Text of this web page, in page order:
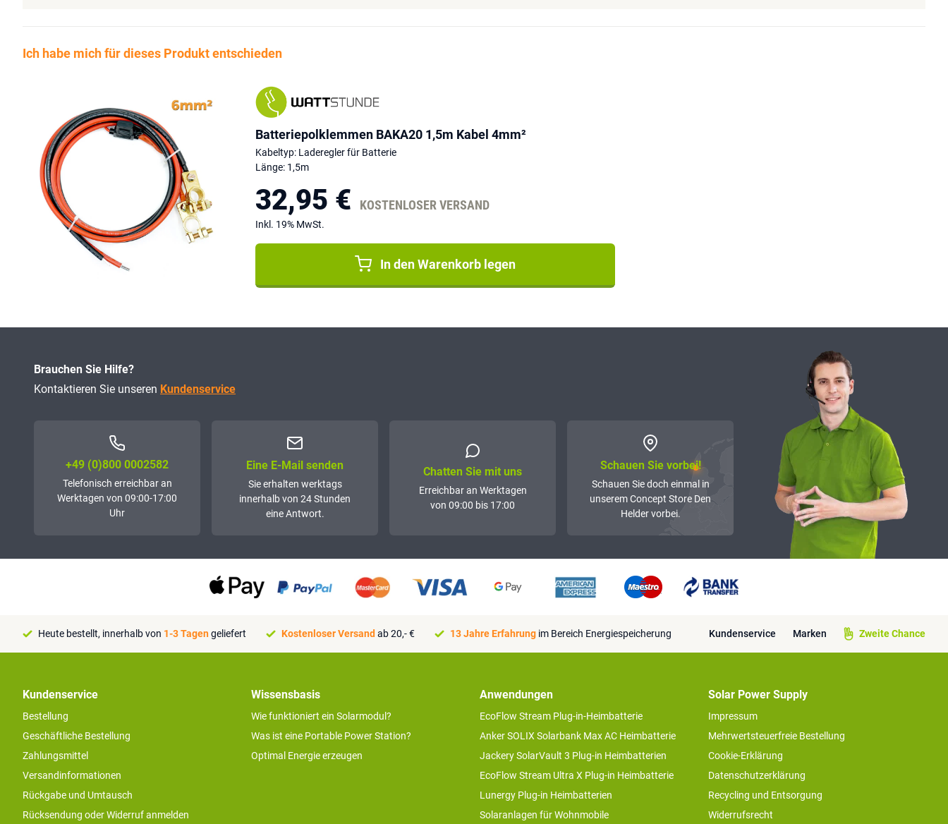
Ich habe mich für dieses Produkt entschieden
Batteriepolklemmen BAKA20 1,5m Kabel 4mm²
Kabeltyp: Laderegler für Batterie
Länge: 1,5m
32,95 € KOSTENLOSER VERSAND
Inkl. 19% MwSt.
In den Warenkorb legen
Brauchen Sie Hilfe?
Kontaktieren Sie unseren Kundenservice
+49 (0)800 0002582
Telefonisch erreichbar an
Werktagen von 09:00-17:00
Uhr
Eine E-Mail senden
Sie erhalten werktags
innerhalb von 24 Stunden
eine Antwort.
Chatten Sie mit uns
Erreichbar an Werktagen
von 09:00 bis 17:00
Schauen Sie vorbei!
Schauen Sie doch einmal in
unserem Concept Store Den
Helder vorbei.
Heute bestellt, innerhalb von 1-3 Tagengeliefert Kostenloser Versand ab 20,- € 13 Jahre Erfahrung im Bereich Energiespeicherung Kundenservice Marken Zweite Chance
Kundenservice
Bestellung
Geschäftliche Bestellung
Zahlungsmittel
Versandinformationen
Rückgabe und Umtausch
Rücksendung oder Widerruf anmelden
Wissensbasis
Wie funktioniert ein Solarmodul?
Was ist eine Portable Power Station?
Optimal Energie erzeugen
Anwendungen
EcoFlow Stream Plug-in-Heimbatterie
Anker SOLIX Solarbank Max AC Heimbatterie
Jackery SolarVault 3 Plug-in Heimbatterien
EcoFlow Stream Ultra X Plug-in Heimbatterie
Lunergy Plug-in Heimbatterien
Solaranlagen für Wohnmobile
Solar Power Supply
Impressum
Mehrwertsteuerfreie Bestellung
Cookie-Erklärung
Datenschutzerklärung
Recycling und Entsorgung
Widerrufsrecht